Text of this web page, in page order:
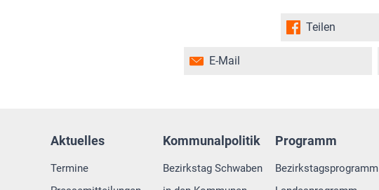
Teilen
E-Mail
Aktuelles
Termine
Kommunalpolitik
Bezirkstag Schwaben
Programm
Bezirkstagsprogramm